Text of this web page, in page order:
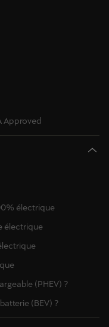
Approved
électrique
électrique
(PHEV) ?
(BEV) ?